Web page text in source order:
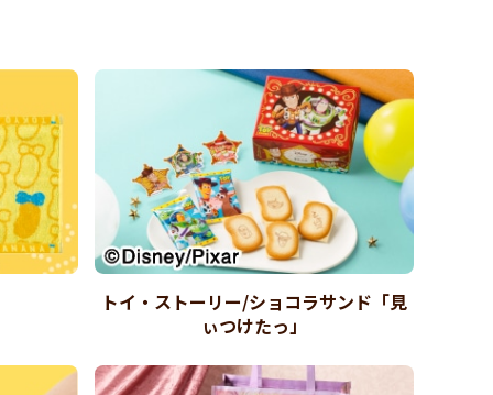
トイ・ストーリー/ショコラサンド「見
ぃつけたっ」